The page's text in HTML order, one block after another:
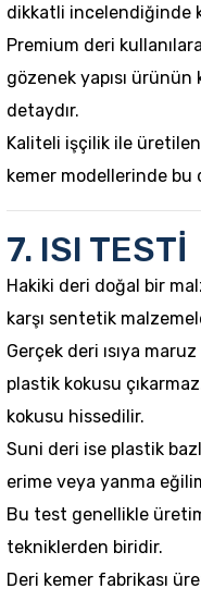
dikkatli incelendiğinde
Premium deri
gözenek yapısı
detaydır.
Kaliteli işçilik ile üretilen
kemer modellerinde bu
7. ISI TESTİ
Hakiki deri doğal bir
karşı sentetik
Gerçek deri ısıya
plastik kokusu
kokusu hissedilir.
Suni deri ise plastik
erime veya yanma
Bu test genellikle
tekniklerden biridir.
Deri kemer fabrikası